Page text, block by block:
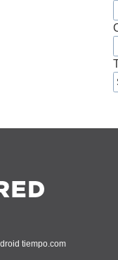
tiempo.com